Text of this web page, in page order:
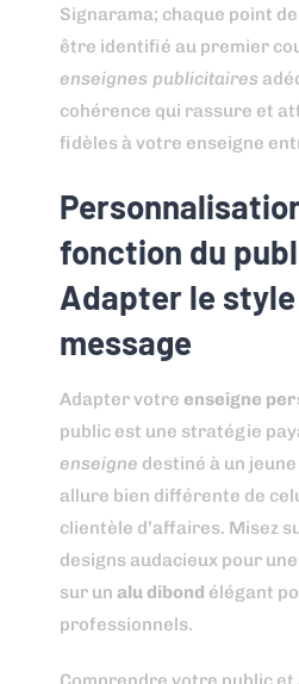
Signarama; chaque point
être identifié au premier
enseignes publicitaires
cohérence qui rassure et
fidèles à votre enseigne
fonction du
Adapter le
message
Adapter votre enseigne
public est une stratégie
enseigne destiné à un
allure bien différente de
clientèle d’affaires. Misez
designs audacieux pour
sur un alu dibond élégant
professionnels.